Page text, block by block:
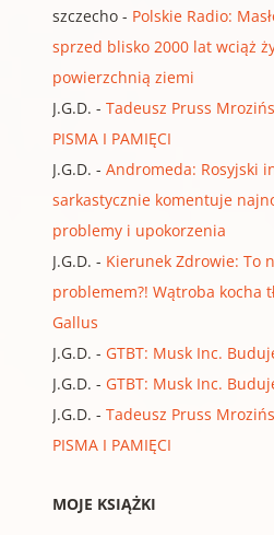
szczecho- Polskie Radio:
sprzed blisko 2000 lat wciąż
powierzchnią ziemi
J.G.D. - Tadeusz Pruss
PISMA I PAMIĘCI
J.G.D. - Andromeda: Rosyjski
sarkastycznie komentuje
problemy i upokorzenia
J.G.D. - Kierunek Zdrowie: To
problemem?! Wątroba kocha
Gallus
J.G.D. - GTBT: Musk Inc.
J.G.D. - GTBT: Musk Inc.
J.G.D. - Tadeusz Pruss
PISMA I PAMIĘCI
MOJE KSIĄŻKI